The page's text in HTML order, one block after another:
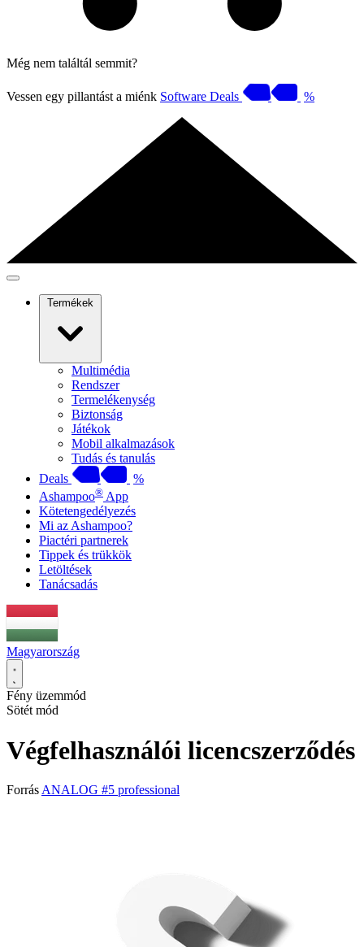
Még nem találtál semmit?
Vessen egy pillantást a miénk Software Deals %
Termékek
Multimédia
Rendszer
Termelékenység
Biztonság
Játékok
Mobil alkalmazások
Tudás és tanulás
Deals
%
Ashampoo® App
Kötetengedélyezés
Mi az Ashampoo?
Piactéri partnerek
Tippek és trükkök
Letöltések
Tanácsadás
Magyarország
Fény üzemmód
Sötét mód
Végfelhasználói licencszerződés
Forrás ANALOG #5 professional